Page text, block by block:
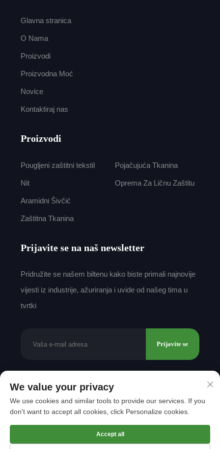
Glavna stranica
O Nama
Proizvodi
Proizvodna Moć
Novice
Kontaktiraj nas
Proizvodi
Pougljeni zaštitni tekstil
Nit
Aramidni Šivčić
Zaštitna Tkanina
Pojačujuća Tkanina
Oprema Za Ličnu Zaštitu
Prijavite se na naš newsletter
Pridružite se našem biltenu kako biste primali najnovije
vijesti iz industrije, ažuriranja i uvide od našeg tima u
tvrtki
Prijavite se
Autorsko pravo © 2025 by Shantou Mingda Textile
Co., Ltd.
Politika privatnosti
Vrati se na vrh
We value your privacy
We use cookies and similar tools to provide our services. If you
don't want to accept all cookies, click Personalize cookies.
Accept all